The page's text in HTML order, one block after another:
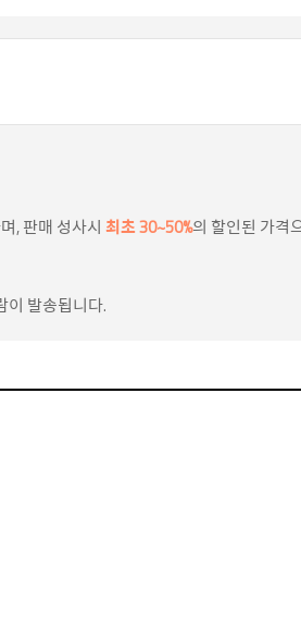
, 판매 성사시 최초 30~50%의 할인된 가격
이 발송됩니다.